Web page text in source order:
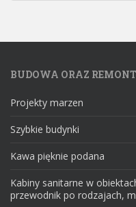
BUDOWA ORAZ REMONT
Projekty marzen
Szybkie budynki
Kawa pięknie podana
Kabiny sanitarne w
przewodnik po rodzajach,